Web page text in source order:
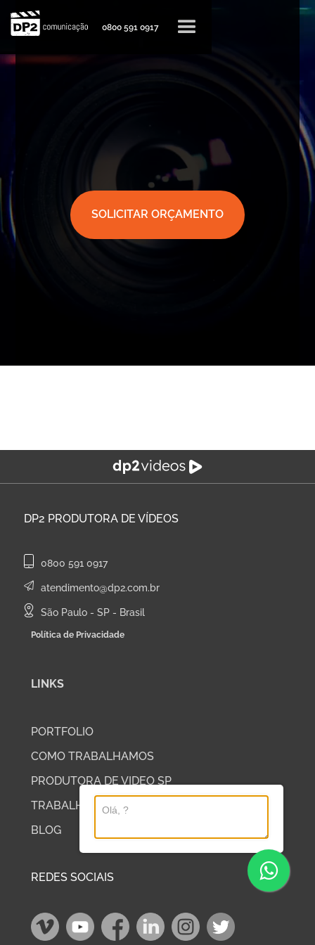
0800 591 0917
SOLICITAR ORÇAMENTO
DP2 PRODUTORA DE VÍDEOS
0800 591 0917
atendimento@dp2.com.br
São Paulo - SP - Brasil
Política de Privacidade
LINKS
PORTFOLIO
COMO TRABALHAMOS
PRODUTORA DE VIDEO SP
TRABALHE COM A DP2
BLOG
REDES SOCIAIS